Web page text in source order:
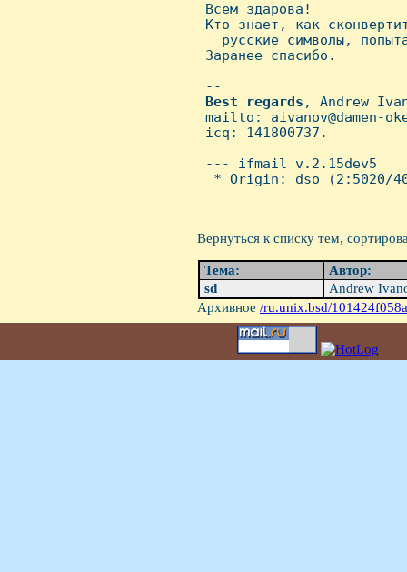
Всем здарова!
Кто знает, как
русские символы,
Заранее спасибо.
--
Best
regards , Andrew
mailto: aivanov@damen-
icq: 141800737.
--- ifmail v.2.15dev5
* Origin: dso (2:5020/
Вернуться к списку тем,
Тема:
Автор:
sd
Andrew
Архивное /ru.unix.bsd/